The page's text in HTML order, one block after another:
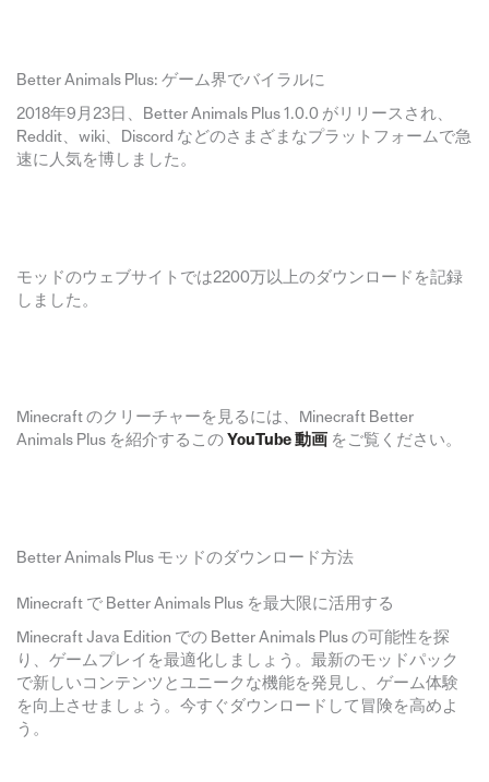
Better Animals Plus: ゲーム界でバイラルに
2018年9月23日、Better Animals Plus 1.0.0 がリリースされ、
Reddit、wiki、Discord などのさまざまなプラットフォームで急
速に人気を博しました。
モッドのウェブサイトでは2200万以上のダウンロードを記録
しました。
Minecraft のクリーチャーを見るには、Minecraft Better
Animals Plus を紹介するこの YouTube 動画 をご覧ください。
Better Animals Plus モッドのダウンロード方法
Minecraft で Better Animals Plus を最大限に活用する
Minecraft Java Edition での Better Animals Plus の可能性を探
り、ゲームプレイを最適化しましょう。最新のモッドパック
で新しいコンテンツとユニークな機能を発見し、ゲーム体験
を向上させましょう。今すぐダウンロードして冒険を高めよ
う。